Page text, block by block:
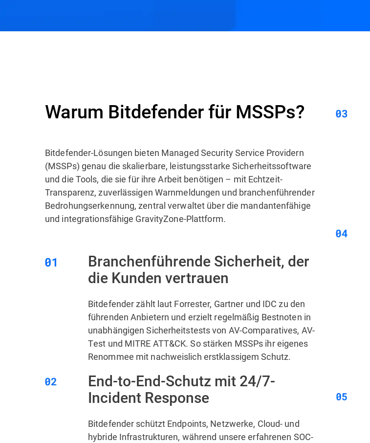
Warum Bitdefender für MSSPs?
Bitdefender-Lösungen bieten Managed Security Service Providern
(MSSPs) genau die skalierbare, leistungsstarke Sicherheitssoftware
und die Tools, die sie für ihre Arbeit benötigen – mit Echtzeit-
Transparenz, zuverlässigen Warnmeldungen und branchenführender
Bedrohungserkennung, zentral verwaltet über die mandantenfähige
und integrationsfähige GravityZone-Plattform.
Branchenführende Sicherheit, der
die Kunden vertrauen
Bitdefender zählt laut Forrester, Gartner und IDC zu den
führenden Anbietern und erzielt regelmäßig Bestnoten in
unabhängigen Sicherheitstests von AV-Comparatives, AV-
Test und MITRE ATT&CK. So stärken MSSPs ihr eigenes
Renommee mit nachweislich erstklassigem Schutz.
End-to-End-Schutz mit 24/7-
Incident Response
Bitdefender schützt Endpoints, Netzwerke, Cloud- und
hybride Infrastrukturen, während unsere erfahrenen SOC-